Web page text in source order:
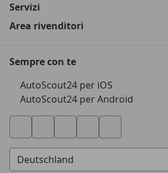
Servizi
Area rivenditori
Sempre con te
AutoScout24 per iOS
AutoScout24 per Android